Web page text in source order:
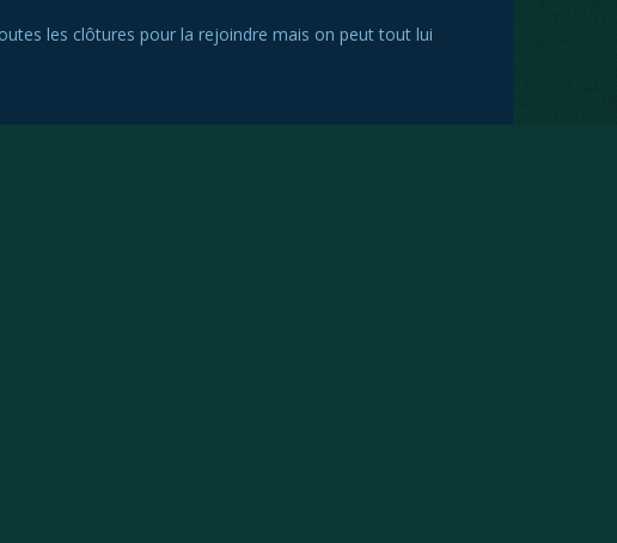
les clôtures pour la rejoindre mais on peut tout lui